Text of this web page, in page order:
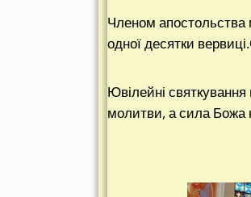
Членом
одної десятки
Ювілейні
молитви, а сила Божа